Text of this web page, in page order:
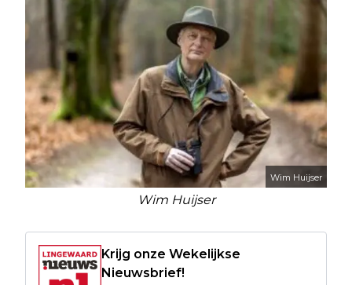
Wim Huijser
Wim Huijser
Krijg onze Wekelijkse
Nieuwsbrief!